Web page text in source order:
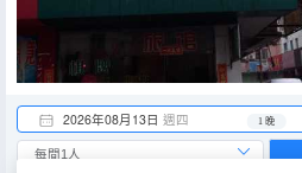
2026年08月13日 週四 1 晚